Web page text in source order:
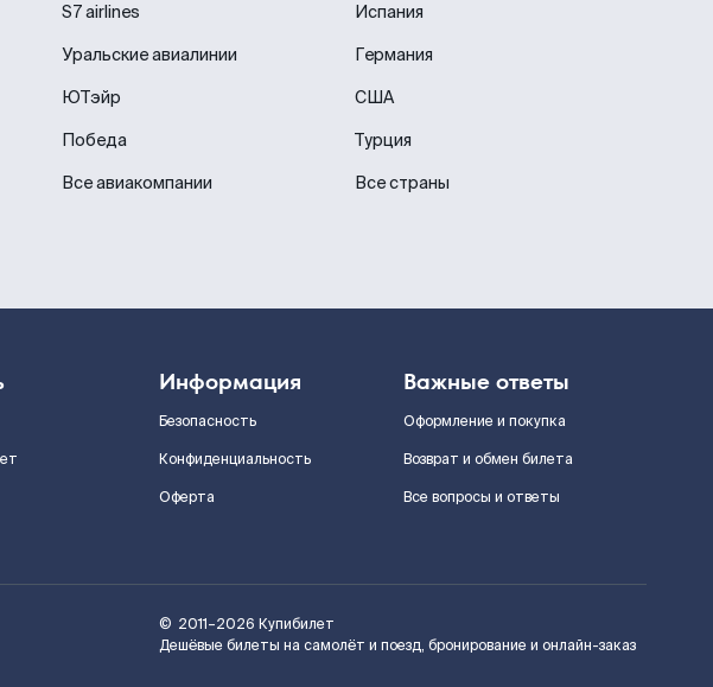
S7 airlines
Уральские авиалинии
ЮТэйр
Победа
Все авиакомпании
Испания
Германия
США
Турция
Все страны
Информация
Безопасность
Конфиденциальность
Оферта
Важные ответы
Оформление и покупка
Возврат и обмен билета
Все вопросы и ответы
© 2011–2026 Купибилет
Дешёвые билеты на самолёт и поезд, бронирование и онлайн-заказ